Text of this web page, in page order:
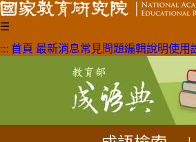
☰
::: 首頁 最新消息常見問題編輯說明使用